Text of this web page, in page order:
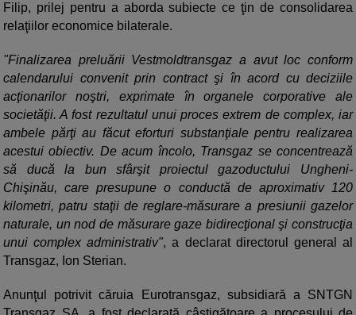
Filip, prilej pentru a aborda subiecte ce ţin de consolidarea
relaţiilor economice bilaterale.
"Finalizarea preluării Vestmoldtransgaz a avut loc conform
calendarului convenit prin contract şi în acord cu deciziile
acţionarilor noştri, exprimate în organele corporative ale
societăţii. A fost rezultatul unui proces extrem de complex, iar
ambele părţi au făcut eforturi substanţiale pentru realizarea
acestui obiectiv. De acum încolo, Transgaz se concentrează
să ducă la bun sfârşit proiectul gazoductului Ungheni-
Chişinău, care presupune o conductă de aproximativ 120
kilometri, patru staţii de reglare-măsurare a presiunii gazelor
naturale, un nod de măsurare gaze bidirecţional şi construcţia
unui complex administrativ", a declarat directorul general al
Transgaz, Ion Sterian.
Anunţul potrivit căruia Eurotransgaz, subsidiară a SNTGN